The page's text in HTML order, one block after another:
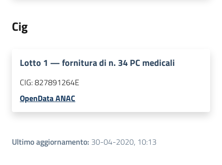
Cig
Lotto 1 —fornitura di n. 34 PC medicali
CIG:827891264E
OpenData ANAC
Ultimo aggiornamento: 30-04-2020, 10:13